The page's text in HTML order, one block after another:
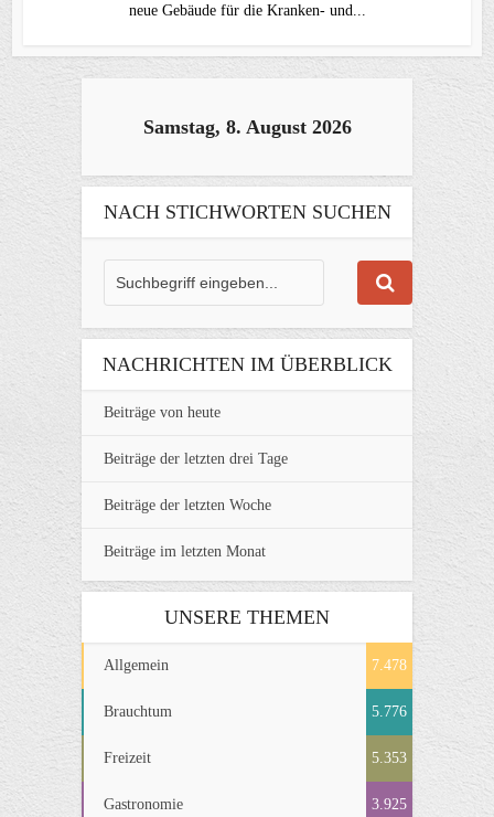
neue Gebäude für die Kranken- und...
Samstag, 8. August 2026
NACH STICHWORTEN SUCHEN
NACHRICHTEN IM ÜBERBLICK
Beiträge von heute
Beiträge der letzten drei Tage
Beiträge der letzten Woche
Beiträge im letzten Monat
UNSERE THEMEN
Allgemein 7.478
Brauchtum 5.776
Freizeit 5.353
Gastronomie 3.925